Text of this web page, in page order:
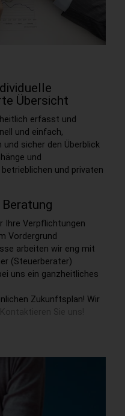
Übersicht
erfasst und
und einfach,
sicher den Überblick
und
und privaten
Ihre Verpflichtungen
Vordergrund
arbeiten wir eng mit
(Steuerberater)
uns ein ganzheitliches
Zukunftsplan! Wir